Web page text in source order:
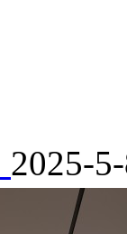
2025-